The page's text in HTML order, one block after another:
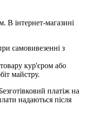
В інтернет-магазині
самовивезенні з
товару кур'єром або
майстру.
платіж на
надаються після